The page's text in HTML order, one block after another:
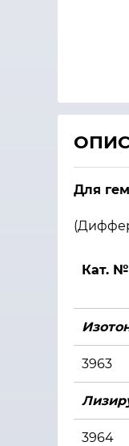
Для
Кат. №
3963
3964